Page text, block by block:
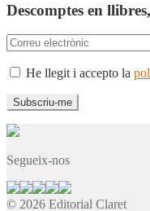
Descomptes en
He llegit i accepto la
Segueix-nos
© 2026 Editorial Claret